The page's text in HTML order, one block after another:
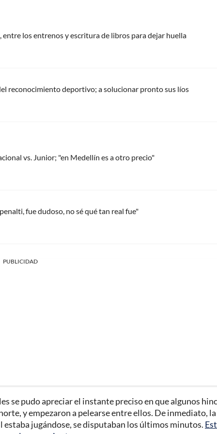
los entrenos y escritura de libros para dejar huella
reconocimiento deportivo; a solucionar pronto sus líos
vs. Junior; "en Medellín es a otro precio"
fue dudoso, no sé qué tan real fue"
PUBLICIDAD
se pudo apreciar el instante preciso en que algunos
y empezaron a pelearse entre ellos. De inmediato, la
jugándose, se disputaban los últimos minutos.